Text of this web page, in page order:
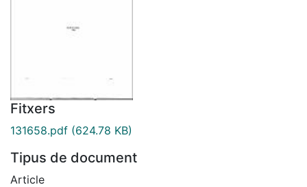
Fitxers
131658.pdf (624.78 KB)
Tipus de document
Article